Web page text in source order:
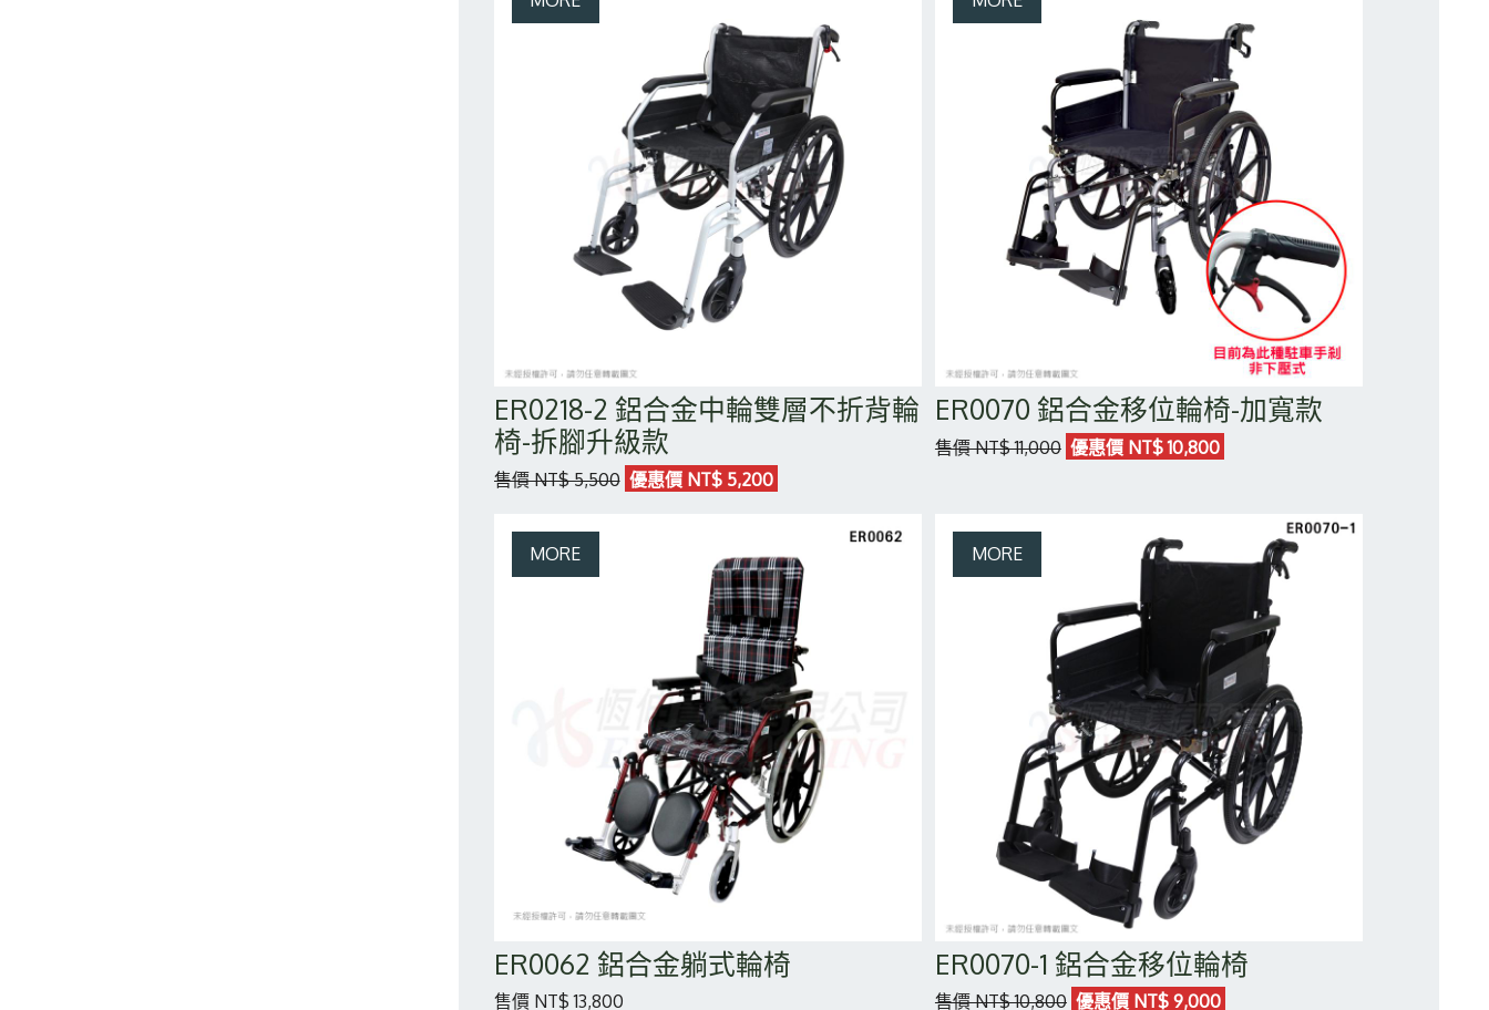
ER0218-2 鋁合金中輪雙層不折背輪
椅-拆腳升級款
售價 NT$ 5,500 優惠價 NT$ 5,200
ER0070 鋁合金移位輪椅-加寬款
售價 NT$ 11,000 優惠價 NT$ 10,800
ER0062 鋁合金躺式輪椅
售價 NT$ 13,800
ER0070-1 鋁合金移位輪椅
售價 NT$ 10,800 優惠價 NT$ 9,000